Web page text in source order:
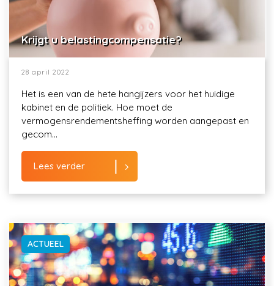
Krijgt u belastingcompensatie?
28 april 2022
Het is een van de hete hangijzers voor het huidige
kabinet en de politiek. Hoe moet de
vermogensrendementsheffing worden aangepast en
gecom...
Lees verder
ACTUEEL